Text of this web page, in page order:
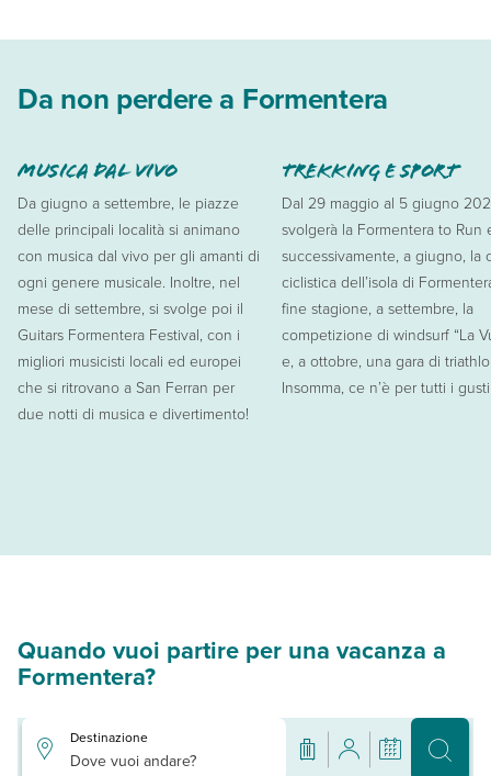
Da non perdere a Formentera
MUSICA DAL VIVO
Da giugno a settembre, le piazze
delle principali località si animano
con musica dal vivo per gli amanti di
ogni genere musicale. Inoltre, nel
mese di settembre, si svolge poi il
Guitars Formentera Festival, con i
migliori musicisti locali ed europei
che si ritrovano a San Ferran per
due notti di musica e divertimento!
TREKKING E SPORT
Dal 29 maggio al 5 giugno
svolgerà la Formentera to Run
successivamente, a giugno, la
ciclistica dell’isola di
fine stagione, a settembre, la
competizione di windsurf “La
e, a ottobre, una gara di
Insomma, ce n’è per tutti i
Quando vuoi partire per una vacanza a
Formentera?
Destinazione
Dove vuoi andare?